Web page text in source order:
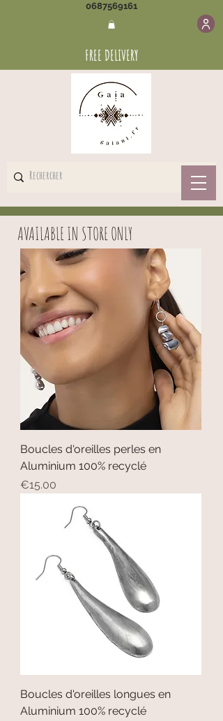
0687569161
FREE DELIVERY
Boucles d'oreilles perles en
Aluminium 100% recyclé
Price
€15.00
Boucles d'oreilles longues en
Aluminium 100% recyclé
AVAILABLE IN STORE ONLY